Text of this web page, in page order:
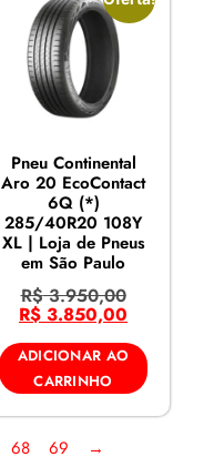
Pneu Continental
Aro 20 EcoContact
6Q (*)
285/40R20 108Y
XL | Loja de Pneus
em São Paulo
R$3.950,00
R$ 3.850,00
ADICIONAR AO
CARRINHO
68 69 →